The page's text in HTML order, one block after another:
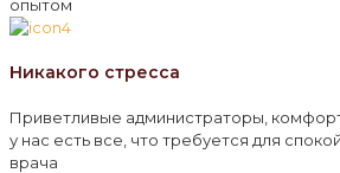
опытом
Никакого стресса
Приветливые администраторы,
у нас есть все, что требуется для
врача